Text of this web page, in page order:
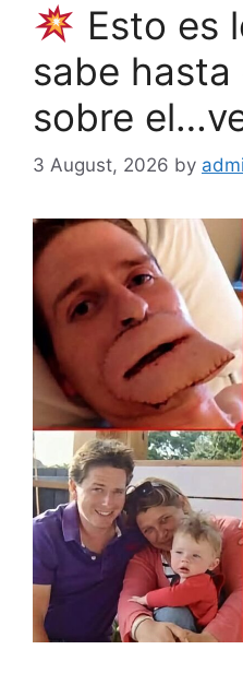
Esto es
sabe
sobre
3 August, 2026 by